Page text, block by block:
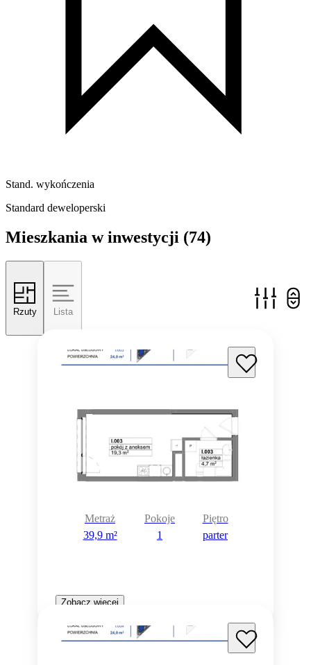
Stand. wykończenia
Standard deweloperski
Mieszkania w inwestycji (74)
Rzuty Lista
Metraż
39,9 m²
Pokoje
1
Piętro
parter
Zobacz więcej